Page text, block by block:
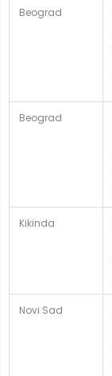
Beograd
Beograd
Kikinda
Novi Sad